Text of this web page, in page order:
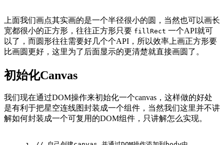
上面我们画点其实画的是一个半径很小的圆，当然也可以画长
宽都很小的正方形，往往正方形只要 fillRect 一个API就可
以了，而圆形往往需要好几个个API，所以效率上画正方形要
比画圆更好，这里为了后面显示的更清楚就直接画圆了。
初始化Canvas
我们现在通过DOM操作来初始化一个canvas，这样做的好处
是有利于把星空连线图封装成一个组件，当然我们这里并不讲
解如何封装成一个可复用的DOM组件，只讲解怎么实现。